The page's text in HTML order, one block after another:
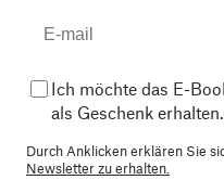
Ich möchte das E-
als Geschenk erhalten.
Durch Anklicken erklären Sie
Newsletter zu erhalten.